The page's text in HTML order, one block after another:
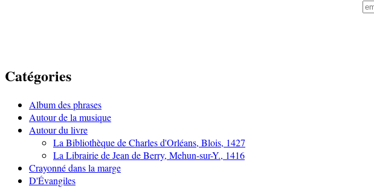
Catégories
Album des phrases
Autour de la musique
Autour du livre
La Bibliothèque de Charles d'Orléans, Blois, 1427
La Librairie de Jean de Berry, Mehun-sur-Y., 1416
Crayonné dans la marge
D'Évangiles